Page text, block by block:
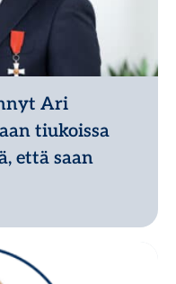
Ari
tiukoissa
että saan